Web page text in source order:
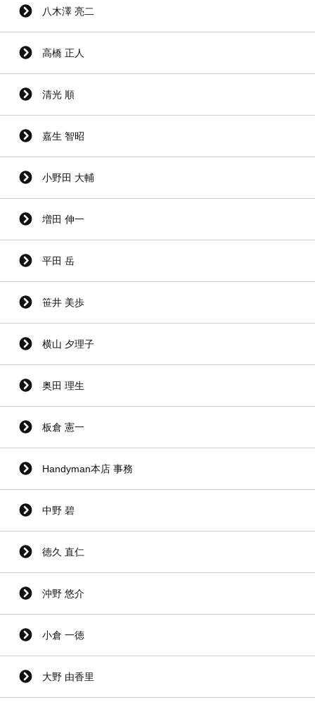
八木澤 亮二
高橋 正人
清光 順
嘉生 智昭
小野田 大輔
増田 伸一
平田 岳
笹井 美歩
横山 夕理子
奥田 理生
板倉 憲一
Handyman本店 事務
中野 碧
徳久 直仁
沖野 悠介
小倉 一徳
大野 由香里